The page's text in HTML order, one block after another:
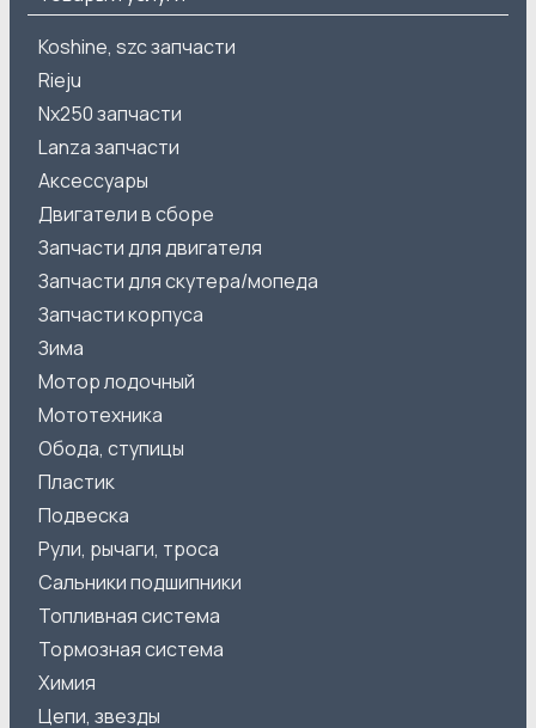
Koshine, szc запчасти
Rieju
Nx250 запчасти
Lanza запчасти
Аксессуары
Двигатели в сборе
Запчасти для двигателя
Запчасти для скутера/мопеда
Запчасти корпуса
Зима
Мотор лодочный
Мототехника
Обода, ступицы
Пластик
Подвеска
Рули, рычаги, троса
Сальники подшипники
Топливная система
Тормозная система
Химия
Цепи, звезды